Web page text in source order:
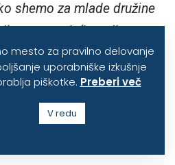
shemo za mlade družine
stanovanj, (in tudi
vrtca za drugega
ur.). Ustanavljamo vladni
bo horizontalno usklajeval
pomoč družinam in v
solidarnosti.
mesto za pravilno delovanje
uporabniške izkušnje
piškotke. Preberi več
V redu